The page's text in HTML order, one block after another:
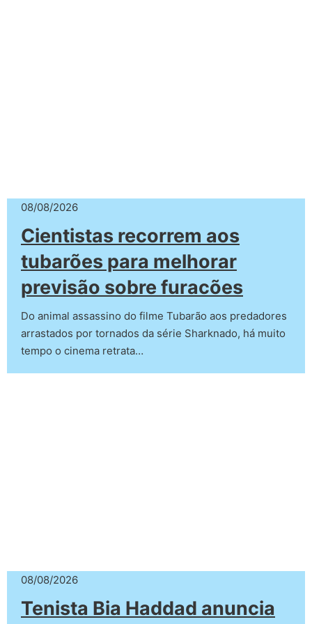
08/08/2026
Cientistas recorrem aos
tubarões para melhorar
previsão sobre furacões
Do animal assassino do filme Tubarão aos predadores
arrastados por tornados da série Sharknado, há muito
tempo o cinema retrata…
08/08/2026
Tenista Bia Haddad anuncia